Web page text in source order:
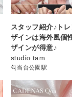
スタッフ紹介♪ト
ザインは海外風個
ザインが得意♪
studio tam
勾当台公園駅